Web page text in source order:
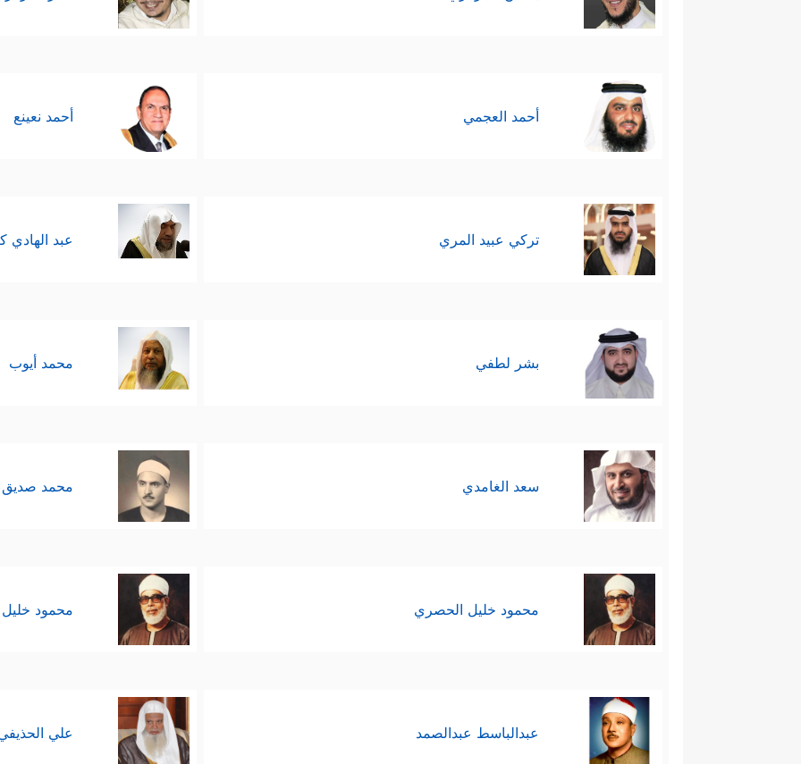
أحمد العجمي أحمد نعينع
تركي عبيد المري عبد الهادي
بشر لطفي محمد أيوب
سعد الغامدي محمد صديق
محمود خليل الحصري محمود
عبدالباسط عبدالصمد علي